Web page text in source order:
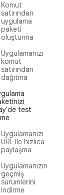
Komut
satırından
uygulama
paketi
oluşturma
Uygulamanızı
komut
satırından
dağıtma
test
Uygulamanızı
URL ile hızlıca
paylaşma
Uygulamanızın
geçmiş
sürümlerini
indirme